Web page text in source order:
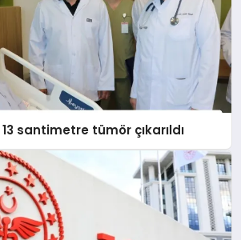
santimetre tümör çıkarıldı